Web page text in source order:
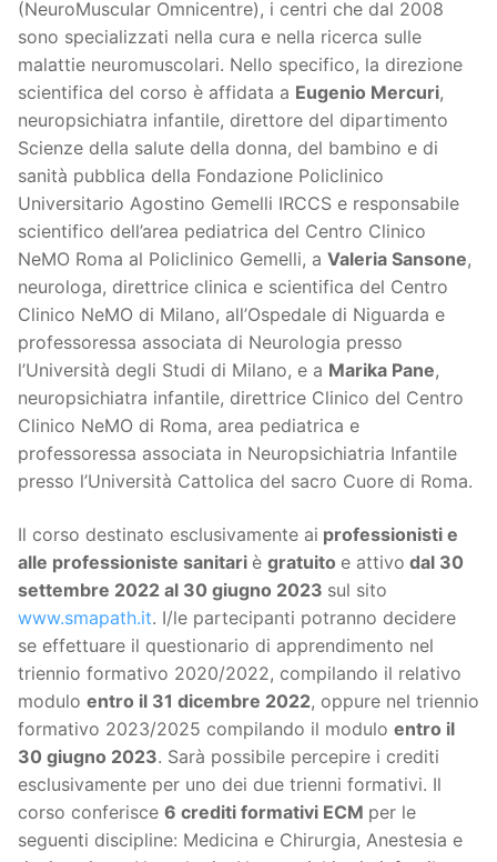
(NeuroMuscular Omnicentre), i centri che dal 2008
sono specializzati nella cura e nella ricerca sulle
malattie neuromuscolari. Nello specifico, la direzione
scientifica del corso è affidata a Eugenio Mercuri,
neuropsichiatra infantile, direttore del dipartimento
Scienze della salute della donna, del bambino e di
sanità pubblica della Fondazione Policlinico
Universitario Agostino Gemelli IRCCS e responsabile
scientifico dell’area pediatrica del Centro Clinico
NeMO Roma al Policlinico Gemelli, a Valeria Sansone,
neurologa, direttrice clinica e scientifica del Centro
Clinico NeMO di Milano, all’Ospedale di Niguarda e
professoressa associata di Neurologia presso
l’Università degli Studi di Milano, e a Marika Pane,
neuropsichiatra infantile, direttrice Clinico del Centro
Clinico NeMO di Roma, area pediatrica e
professoressa associata in Neuropsichiatria Infantile
presso l’Università Cattolica del sacro Cuore di Roma.
Il corso destinato esclusivamente ai professionisti e
alle professioniste sanitari è gratuito e attivo dal 30
settembre 2022 al 30 giugno 2023 sul sito
www.smapath.it. I/le partecipanti potranno decidere
se effettuare il questionario di apprendimento nel
triennio formativo 2020/2022, compilando il relativo
modulo entro il 31 dicembre 2022, oppure nel triennio
formativo 2023/2025 compilando il modulo entro il
30 giugno 2023. Sarà possibile percepire i crediti
esclusivamente per uno dei due trienni formativi. Il
corso conferisce 6 crediti formativi ECM per le
seguenti discipline: Medicina e Chirurgia, Anestesia e